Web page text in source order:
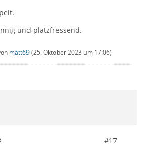
und platzfressend.
matt69(25. Oktober 2023 um 17:06)
#17